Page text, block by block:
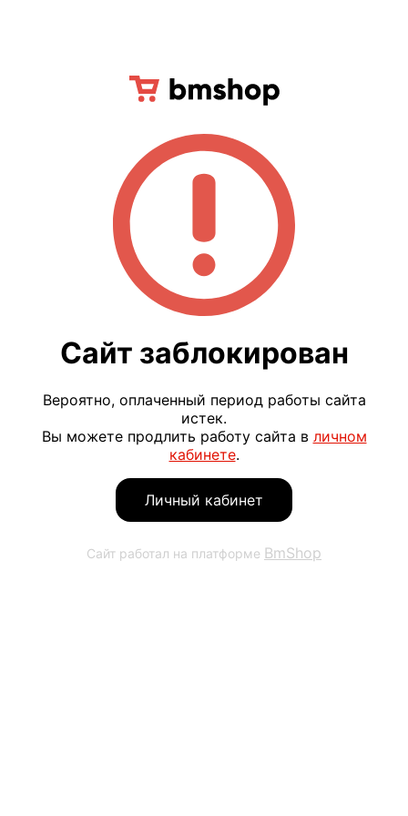
Сайт заблокирован
Вероятно, оплаченный период работы сайта
истек.
Вы можете продлить работу сайта в личном
кабинете.
Личный кабинет
Сайт работал на платформе BmShop